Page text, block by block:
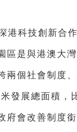
科技創新合
區是與港澳大
兩個社會制度
發展總面積，
府會改善制度